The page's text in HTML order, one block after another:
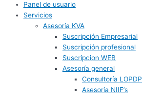
Panel de usuario
Servicios
Asesoría KVA
Suscripción Empresarial
Suscripción profesional
Suscripcion WEB
Asesoría general
Consultoría LOPDP
Asesoría NIIF’s